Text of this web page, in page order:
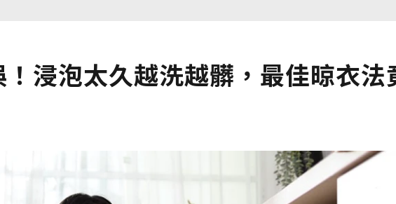
浸泡太久越洗越髒，最佳晾衣法